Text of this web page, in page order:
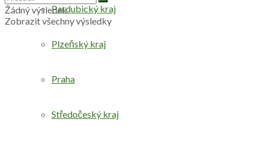
Pardubický kraj
Plzeňský kraj
Praha
Středočeský kraj
Žádný výsledek
Zobrazit všechny výsledky